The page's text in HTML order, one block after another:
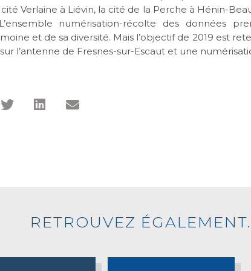
Verlaine à Liévin, la cité de la Perche à Hénin-
L’ensemble numérisation-récolte des données
et de sa diversité. Mais l’objectif de 2019 est
l’antenne de Fresnes-sur-Escaut et une
RETROUVEZ